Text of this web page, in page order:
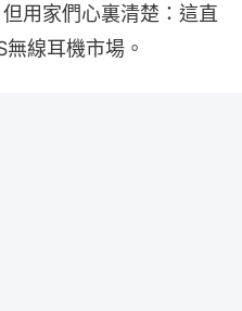
用家們心裏清楚：這直
線耳機市場。